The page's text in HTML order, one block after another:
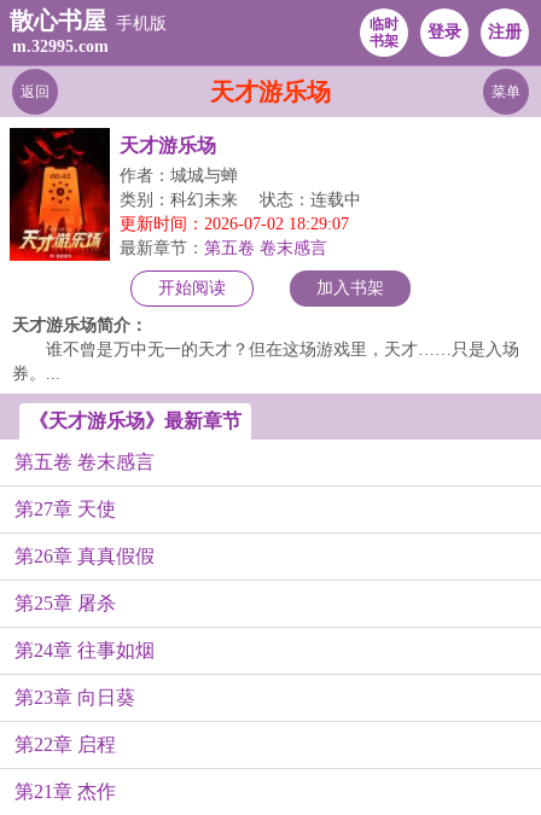
散心书屋 手机版
m.32995.com
临时
书架
登录 注册
天才游乐场
返回 菜单
天才游乐场
作者：城城与蝉
类别：科幻未来
状态：连载中
更新时间：2026-07-02 18:29:07
最新章节： 第五卷 卷末感言
开始阅读 加入书架
天才游乐场简介：
谁不曾是万中无一的天才？但在这场游戏里，天才……只是入场
券。...
《天才游乐场》最新章节
第五卷 卷末感言
第27章 天使
第26章 真真假假
第25章 屠杀
第24章 往事如烟
第23章 向日葵
第22章 启程
第21章 杰作